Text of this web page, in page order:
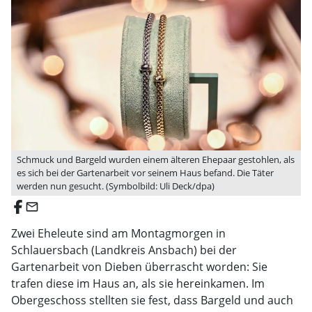
Schmuck und Bargeld wurden einem älteren Ehepaar gestohlen, als
es sich bei der Gartenarbeit vor seinem Haus befand. Die Täter
werden nun gesucht. (Symbolbild: Uli Deck/dpa)
email
Zwei Eheleute sind am Montagmorgen in
Schlauersbach (Landkreis Ansbach) bei der
Gartenarbeit von Dieben überrascht worden: Sie
trafen diese im Haus an, als sie hereinkamen. Im
Obergeschoss stellten sie fest, dass Bargeld und auch